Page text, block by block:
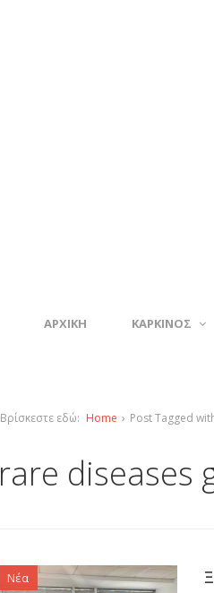
ΑΡΧΙΚΗ ΚΑΡΚΙΝΟΣ
Βρίσκεστε εδώ: Home › Post Tagged
rare diseases
Νέα